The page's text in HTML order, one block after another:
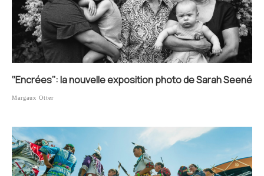
‘‘Encrées’’: la nouvelle exposition photo de Sarah Seené
Margaux Otter